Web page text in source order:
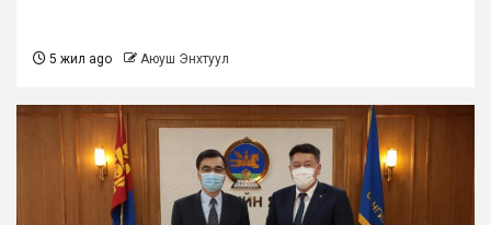
5 жил ago Аюуш Энхтуул